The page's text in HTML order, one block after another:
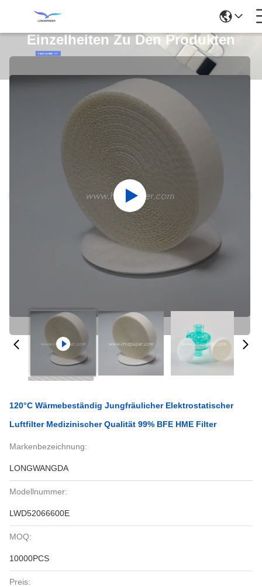
Einzelheiten Zu Den Produkten
120°C Wärmebeständig Jungfräulicher Elektrostatischer
Luftfilter Medizinischer Qualität 99% BFE HME Filter
Markenbezeichnung:
LONGWANGDA
Modellnummer:
LWD52066600E
MOQ:
10000PCS
Preis: